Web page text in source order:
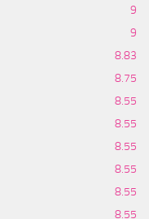
9
9
8.83
8.75
8.55
8.55
8.55
8.55
8.55
8.55